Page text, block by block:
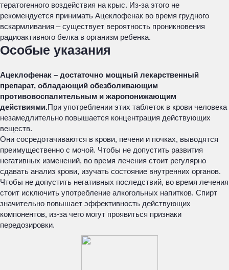
тератогенного воздействия на крыс. Из-за этого не
рекомендуется принимать Ацеклофенак во время грудного
вскармливания – существует вероятность проникновения
радиоактивного белка в организм ребенка.
Особые указания
Ацеклофенак – достаточно мощный лекарственный
препарат, обладающий обезболивающим
противовоспалительным и жаропонижающим
действиями.При употреблении этих таблеток в крови человека
незамедлительно повышается концентрация действующих
веществ.
Они сосредотачиваются в крови, печени и почках, выводятся
преимущественно с мочой. Чтобы не допустить развития
негативных изменений, во время лечения стоит регулярно
сдавать анализ крови, изучать состояние внутренних органов.
Чтобы не допустить негативных последствий, во время лечения
стоит исключить употребление алкогольных напитков. Спирт
значительно повышает эффективность действующих
компонентов, из-за чего могут проявиться признаки
передозировки.